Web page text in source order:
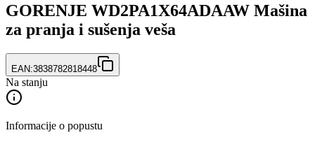
GORENJE WD2PA1X64ADAAW Mašina
za pranja i sušenja veša
EAN:3838782818448
Na stanju
Informacije o popustu